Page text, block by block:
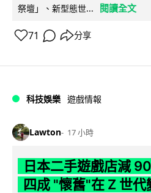
祭壇」、新型態世...
閱讀全文
71 分享
科技娛樂 遊戲情報
Lawton 17 小時
日本二手遊戲店減
四成 "懷舊"在 Z 世